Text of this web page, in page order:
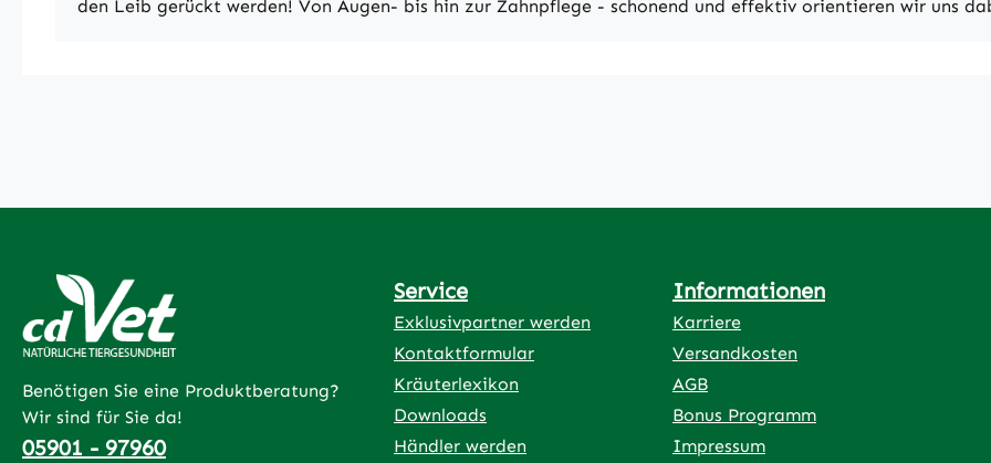
den Leib gerückt werden! Von Augen- bis hin zur Zahnpflege - schonend und effektiv orientieren wir uns
Benötigen Sie eine Produktberatung?
Wir sind für Sie da!
05901 - 97960
Service
Exklusivpartner werden
Kontaktformular
Kräuterlexikon
Downloads
Händler werden
Informationen
Karriere
Versandkosten
AGB
Bonus Programm
Impressum